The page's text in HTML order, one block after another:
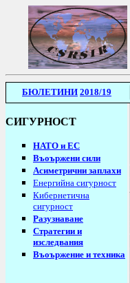
БЮЛЕТИНИ 2018/19
СИГУРНОСТ
НАТО и ЕС
Въоържени сили
Асиметрични заплахи
Енергийна сигурност
Кибернетична
сигурност
Разузнаване
Стратегии и
изследвания
Въоържение и техника